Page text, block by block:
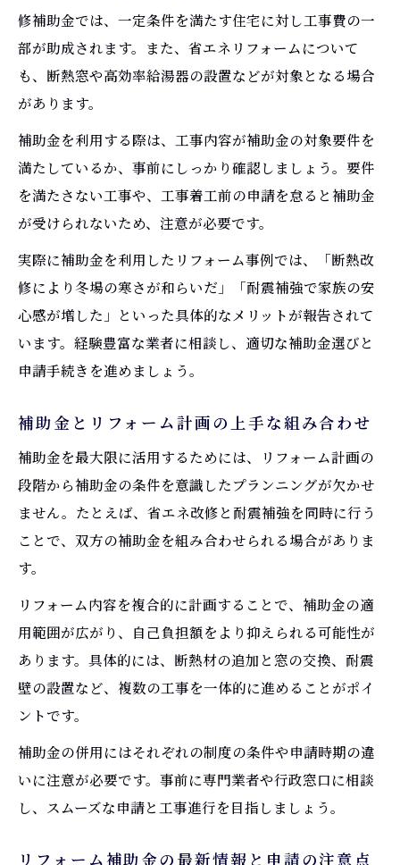
修補助金では、一定条件を満たす住宅に対し工事費の一
部が助成されます。また、省エネリフォームについて
も、断熱窓や高効率給湯器の設置などが対象となる場合
があります。
補助金を利用する際は、工事内容が補助金の対象要件を
満たしているか、事前にしっかり確認しましょう。要件
を満たさない工事や、工事着工前の申請を怠ると補助金
が受けられないため、注意が必要です。
実際に補助金を利用したリフォーム事例では、「断熱改
修により冬場の寒さが和らいだ」「耐震補強で家族の安
心感が増した」といった具体的なメリットが報告されて
います。経験豊富な業者に相談し、適切な補助金選びと
申請手続きを進めましょう。
補助金とリフォーム計画の上手な組み合わせ
補助金を最大限に活用するためには、リフォーム計画の
段階から補助金の条件を意識したプランニングが欠かせ
ません。たとえば、省エネ改修と耐震補強を同時に行う
ことで、双方の補助金を組み合わせられる場合がありま
す。
リフォーム内容を複合的に計画することで、補助金の適
用範囲が広がり、自己負担額をより抑えられる可能性が
あります。具体的には、断熱材の追加と窓の交換、耐震
壁の設置など、複数の工事を一体的に進めることがポイ
ントです。
補助金の併用にはそれぞれの制度の条件や申請時期の違
いに注意が必要です。事前に専門業者や行政窓口に相談
し、スムーズな申請と工事進行を目指しましょう。
リフォーム補助金の最新情報と申請の注意点